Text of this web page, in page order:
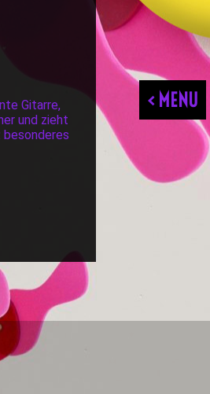
< MENU
Gitarre,
und zieht
besonderes